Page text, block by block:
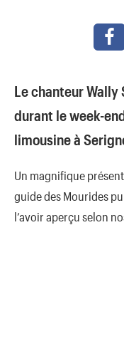
Le chanteur
durant le week-
limousine à
Un magnifique
guide des Mourides
l’avoir aperçu selon